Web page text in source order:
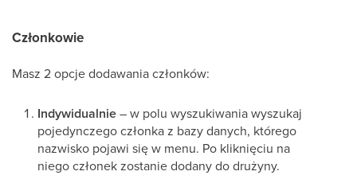
Członkowie
Masz 2 opcje dodawania członków:
Indywidualnie– w polu wyszukiwania wyszukaj
pojedynczego członka z bazy danych, którego
nazwisko pojawi się w menu. Po kliknięciu na
niego członek zostanie dodany do drużyny.